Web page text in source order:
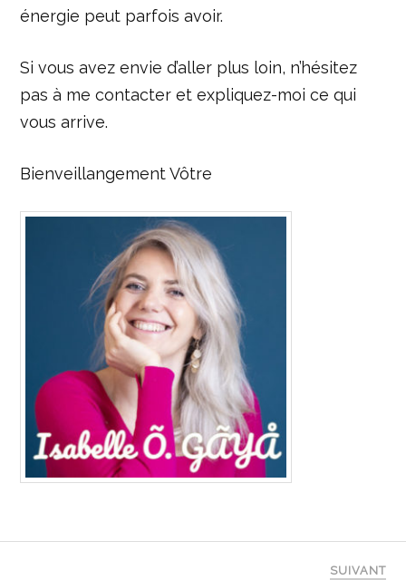
énergie peut parfois avoir.
Si vous avez envie d’aller plus loin, n’hésitez
pas à me contacter et expliquez-moi ce qui
vous arrive.
Bienveillangement Vôtre
SUIVANT